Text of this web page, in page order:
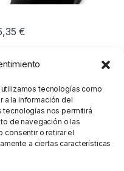
tecnologías como
a la información del
nos permitirá
de navegación o las
consentir o retirar el
a ciertas características
€